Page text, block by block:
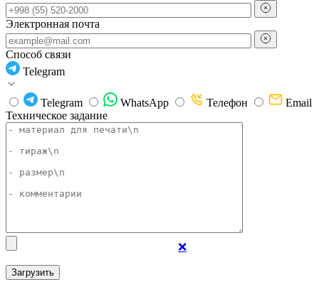
Электронная почта
Способ связи
Telegram
Telegram WhatsApp Телефон
Email
Техническое задание
❌